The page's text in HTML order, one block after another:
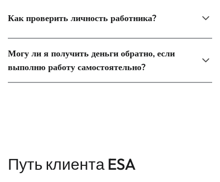
Как проверить личность работника?
Могу ли я получить деньги обратно, если
выполню работу самостоятельно?
Путь клиента ESA